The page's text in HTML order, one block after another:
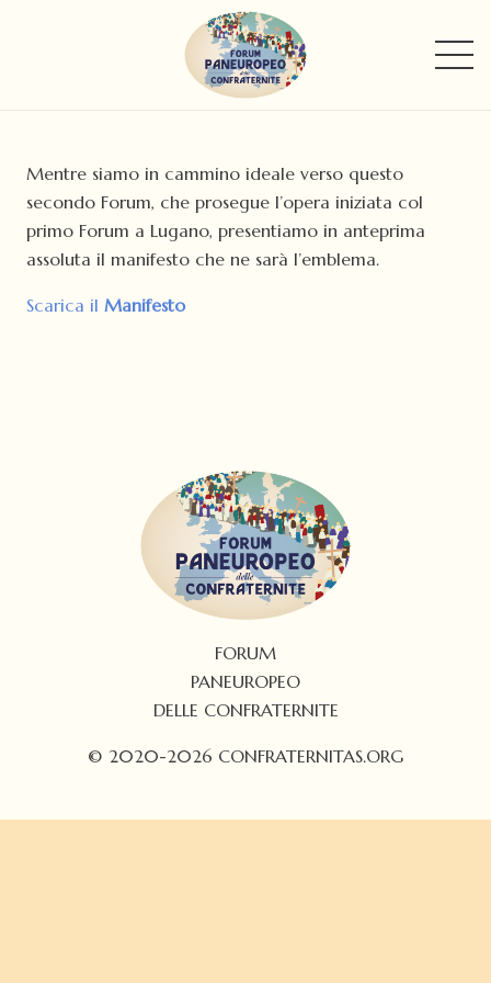
Mentre siamo in cammino ideale verso questo
secondo Forum, che prosegue l’opera iniziata col
primo Forum a Lugano, presentiamo in anteprima
assoluta il manifesto che ne sarà l’emblema.
Scarica il Manifesto
FORUM
PANEUROPEO
DELLE CONFRATERNITE
© 2020-2026 CONFRATERNITAS.ORG